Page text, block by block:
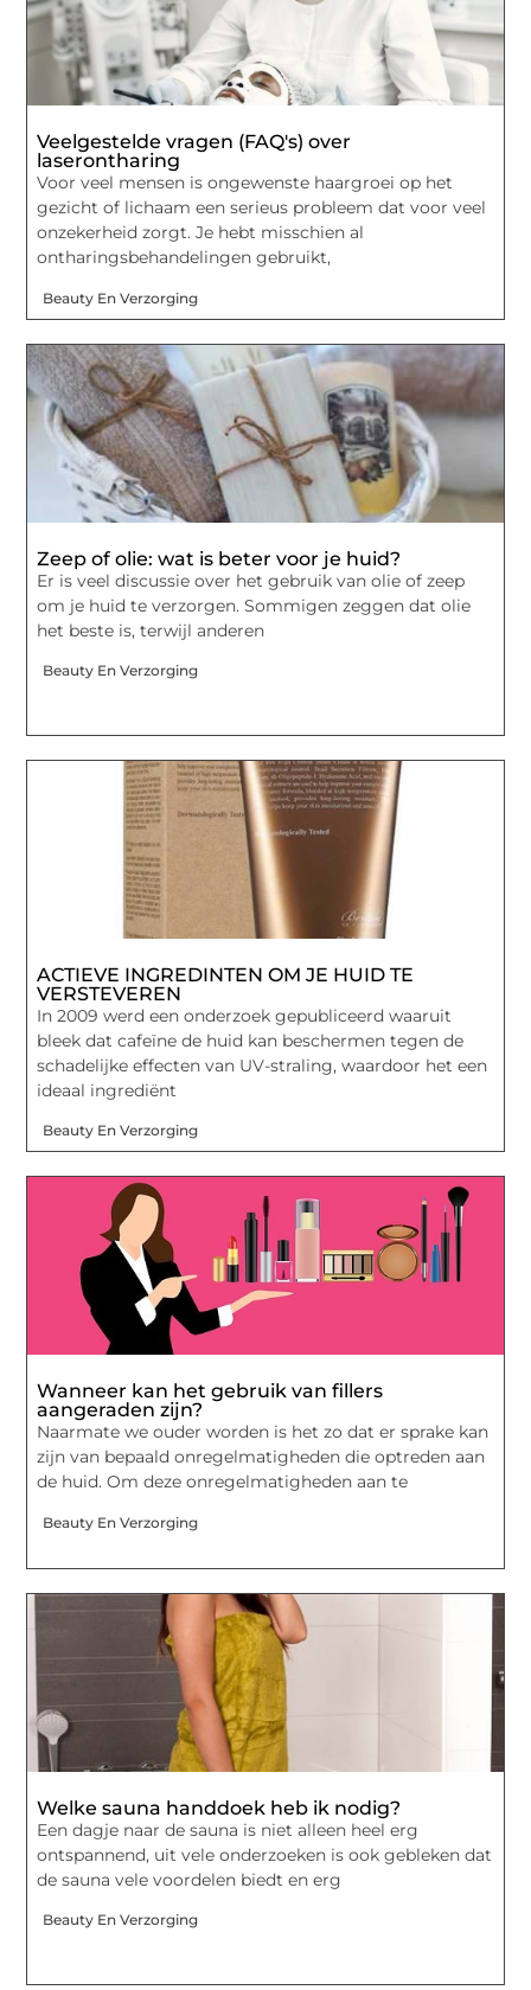
Veelgestelde vragen (FAQ's) over
laserontharing
Voor veel mensen is ongewenste haargroei op het
gezicht of lichaam een ​​serieus probleem dat voor veel
onzekerheid zorgt. Je hebt misschien al
ontharingsbehandelingen gebruikt,
Beauty En Verzorging
Zeep of olie: wat is beter voor je huid?
Er is veel discussie over het gebruik van olie of zeep
om je huid te verzorgen. Sommigen zeggen dat olie
het beste is, terwijl anderen
Beauty En Verzorging
ACTIEVE INGREDINTEN OM JE HUID TE
VERSTEVEREN
In 2009 werd een onderzoek gepubliceerd waaruit
bleek dat cafeïne de huid kan beschermen tegen de
schadelijke effecten van UV-straling, waardoor het een
ideaal ingrediënt
Beauty En Verzorging
Wanneer kan het gebruik van fillers
aangeraden zijn?
Naarmate we ouder worden is het zo dat er sprake kan
zijn van bepaald onregelmatigheden die optreden aan
de huid. Om deze onregelmatigheden aan te
Beauty En Verzorging
Welke sauna handdoek heb ik nodig?
Een dagje naar de sauna is niet alleen heel erg
ontspannend, uit vele onderzoeken is ook gebleken dat
de sauna vele voordelen biedt en erg
Beauty En Verzorging